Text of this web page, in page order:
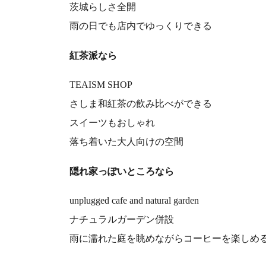
茨城らしさ全開
雨の日でも店内でゆっくりできる
紅茶派なら
TEAISM SHOP
さしま和紅茶の飲み比べができる
スイーツもおしゃれ
落ち着いた大人向けの空間
隠れ家っぽいところなら
unplugged cafe and natural garden
ナチュラルガーデン併設
雨に濡れた庭を眺めながらコーヒーを楽しめ